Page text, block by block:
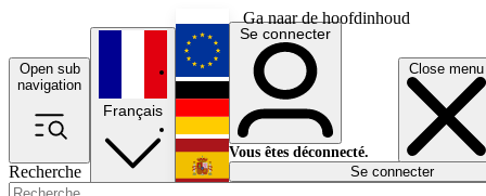
Ga naar de hoofdinhoud
Open sub
navigation
Close menu
Recherche
Français
English
Deutsch
Español
Se connecter
Vous êtes déconnecté.
Se connecter